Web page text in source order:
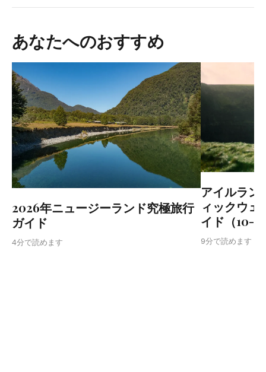
あなたへのおすすめ
2026年ニュージーランド究極旅行
ガイド
4分で読めます
アイルラン
ィックウェ
イド（10-
9分で読めます